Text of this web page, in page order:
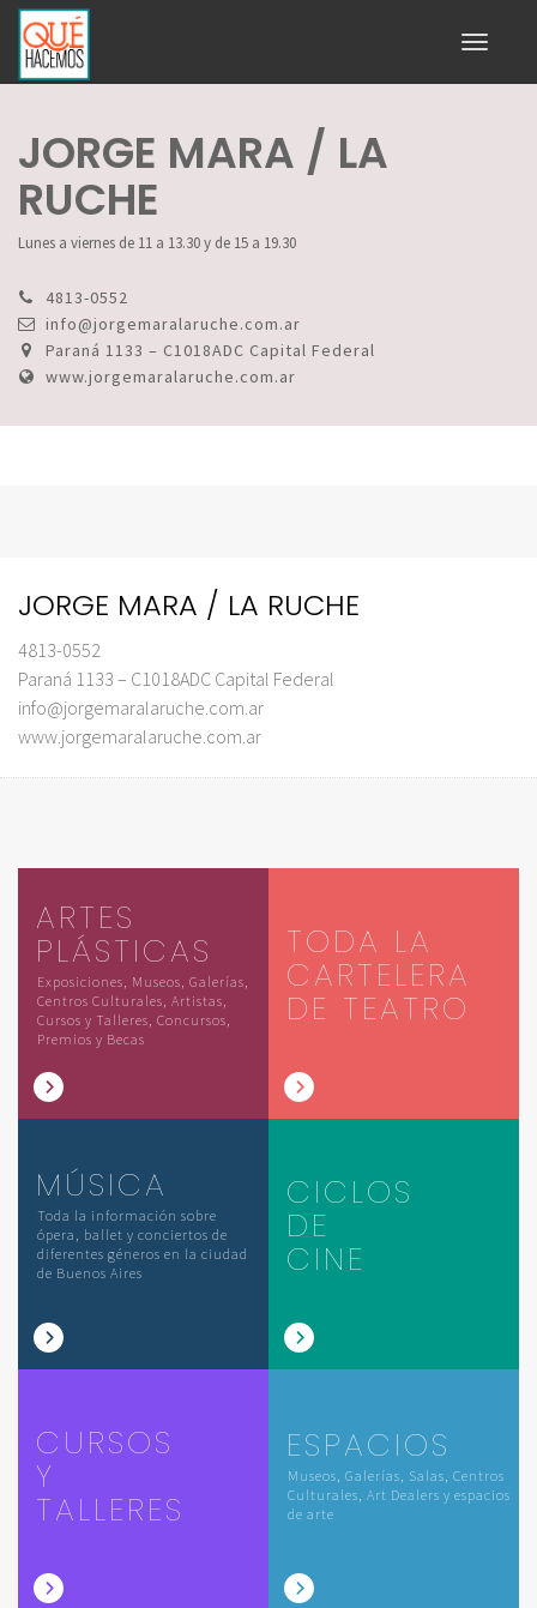
Toggle
JORGE MARA / LA
RUCHE
Lunes a viernes de 11 a 13.30 y de 15 a 19.30
4813-0552
info@jorgemaralaruche.com.ar
Paraná 1133 – C1018ADC Capital Federal
www.jorgemaralaruche.com.ar
JORGE MARA / LA RUCHE
4813-0552
Paraná 1133 – C1018ADC Capital Federal
info@jorgemaralaruche.com.ar
www.jorgemaralaruche.com.ar
ARTES
PLÁSTICAS
Exposiciones, Museos, Galerías,
Centros Culturales, Artistas,
Cursos y Talleres, Concursos,
Premios y Becas
TODA LA
CARTELERA
DE TEATRO
MÚSICA
Toda la información sobre
ópera, ballet y conciertos de
diferentes géneros en la ciudad
de Buenos Aires
CICLOS
DE
CINE
CURSOS
Y
TALLERES
ESPACIOS
Museos, Galerías, Salas, Centros
Culturales, Art Dealers y espacios
de arte